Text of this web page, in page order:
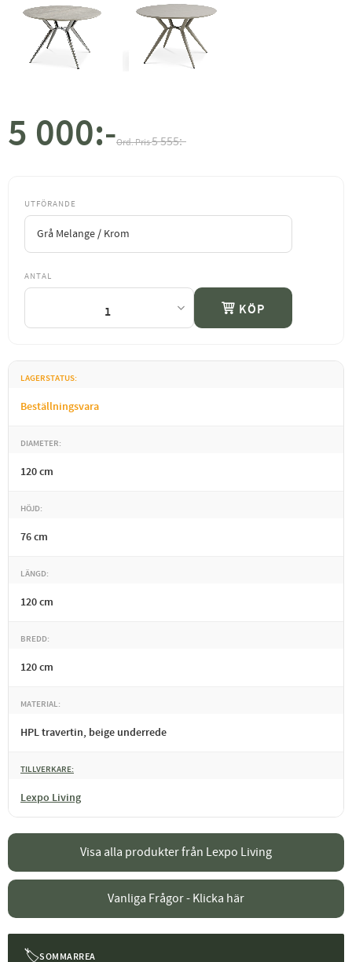
Nedsatt pris:
5 000:- 5 555:-
UTFÖRANDE
ANTAL
KÖP
LAGERSTATUS
Beställningsvara
DIAMETER
120 cm
HÖJD
76 cm
LÄNGD
120 cm
BREDD
120 cm
MATERIAL
HPL travertin, beige underrede
TILLVERKARE
Lexpo Living
Visa alla produkter från Lexpo Living
Vanliga Frågor - Klicka här
🏷SOMMARREA